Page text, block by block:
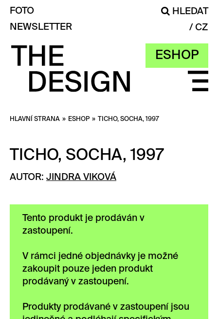
ESHOP
FOTO
HLEDAT
NEWSLETTER
CZ
HLAVNÍ STRANA » ESHOP » TICHO, SOCHA, 1997
TICHO, SOCHA, 1997
AUTOR: JINDRA VIKOVÁ
Tento produkt je prodáván v
zastoupení.
V rámci jedné objednávky je možné
zakoupit pouze jeden produkt
prodávaný v zastoupení.
Produkty prodávané v zastoupení jsou